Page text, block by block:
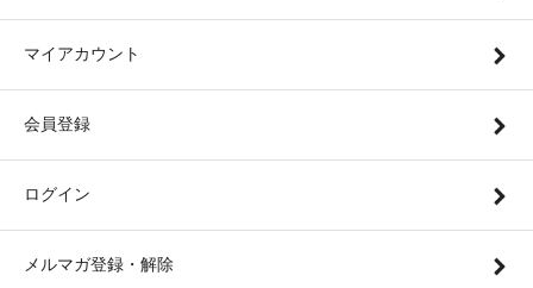
マイアカウント
会員登録
ログイン
メルマガ登録・解除